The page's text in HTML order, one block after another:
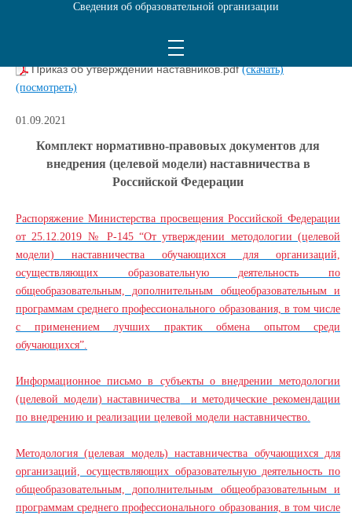
учебный год.pdf
(посмотреть)
Приказ об утверждении наставников.pdf(скачать)
(посмотреть)
01.09.2021
Комплект нормативно-правовых документов для
внедрения (целевой модели) наставничества в
Российской Федерации
Распоряжение Министерства просвещения Российской Федерации
от 25.12.2019 № Р-145 “От утверждении методологии (целевой
модели) наставничества обучающихся для организаций,
осуществляющих образовательную деятельность по
общеобразовательным, дополнительным общеобразовательным и
программам среднего профессионального образования, в том числе
с применением лучших практик обмена опытом среди
обучающихся”.
Информационное письмо в субъекты о внедрении методологии
(целевой модели) наставничества
и методические рекомендации
по внедрению и реализации целевой модели наставничество.
Методология (целевая модель) наставничества обучающихся для
организаций, осуществляющих образовательную деятельность по
общеобразовательным, дополнительным общеобразовательным и
программам среднего профессионального образования, в том числе
Сведения об образовательной организации